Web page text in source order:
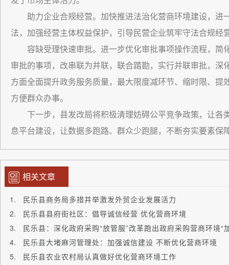
助力企业合规经营。加快推进法治化营商环境建设，
法，加强经营主体权益保护，引导民营企业筑牢守法合规经
容缺受理快速审批。进一步优化审批事项操作流程，
审批的事项，改串联为并联，联合踏勘，实行并联审批，深
方面全面提升政务服务质量，最大限度减环节、缩时限、
方便群众办事。
下一步，县发改局将积极清理妨碍公平竞争政策，让各
息平台建设，让数据多跑路、群众少跑腿，不断夯实要素
相关文章
民乐县商务局多措并举激发外贸企业发展活力
民乐县县府街社区：倡导诚信经营 优化营商环境
民乐县：深化政府采购“放管服”改革跑出政府采购营商环境“
民乐县大堵麻河管理处：加强诚信建设 不断优化营商环境
民乐县农业农村局认真做好优化营商环境工作